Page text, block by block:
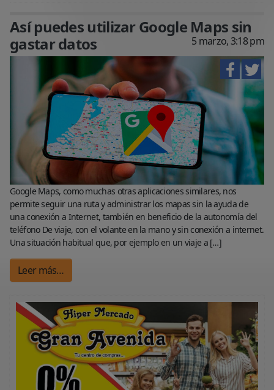
Así puedes utilizar Google Maps sin
gastar datos
5 marzo, 3:18 pm
Google Maps, como muchas otras aplicaciones similares, nos
permite seguir una ruta y administrar los mapas sin la ayuda de
una conexión a Internet, también en beneficio de la autonomía del
teléfono De viaje, con el volante en la mano y sin conexión a internet.
Una situación habitual que, por ejemplo en un viaje a […]
Leer más…